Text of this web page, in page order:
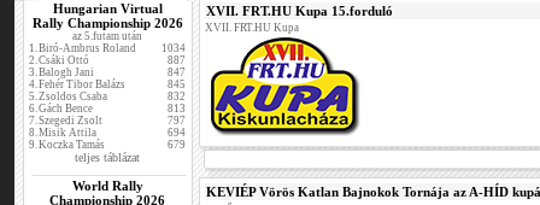
Hungarian Virtual
Rally Championship 2026
az 5.futam után
1.Biró-Ambrus Roland
1034
2.Csáki Ottó
887
3.Balogh Jani
847
4.Fehér Tibor Balázs
845
5.Zsoldos Csaba
832
6.Gách Bence
813
7.Szegedi Zsolt
797
8.Misik Attila
694
9.Koczka Tamás 679
teljes táblázat
World Rally
Championship 2026
XVII. FRT.HU Kupa 15.forduló
XVII. FRT.HU Kupa
KEVIÉP Vörös Katlan Bajnokok Tornája az A-HÍD